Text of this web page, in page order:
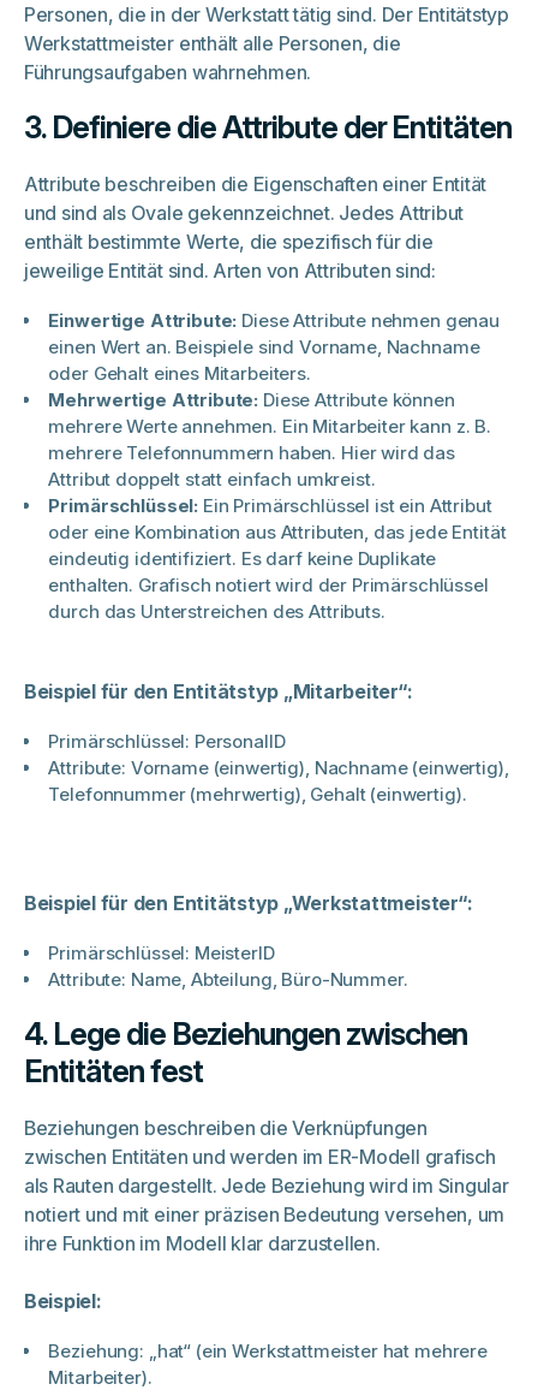
Personen, die in der Werkstatt tätig sind. Der Entitätstyp
Werkstattmeister enthält alle Personen, die
Führungsaufgaben wahrnehmen.
3. Definiere die Attribute der Entitäten
Attribute beschreiben die Eigenschaften einer Entität
und sind als Ovale gekennzeichnet. Jedes Attribut
enthält bestimmte Werte, die spezifisch für die
jeweilige Entität sind. Arten von Attributen sind:
Einwertige Attribute: Diese Attribute nehmen genau
einen Wert an. Beispiele sind Vorname, Nachname
oder Gehalt eines Mitarbeiters.
Mehrwertige Attribute: Diese Attribute können
mehrere Werte annehmen. Ein Mitarbeiter kann z. B.
mehrere Telefonnummern haben. Hier wird das
Attribut doppelt statt einfach umkreist.
Primärschlüssel: Ein Primärschlüssel ist ein Attribut
oder eine Kombination aus Attributen, das jede Entität
eindeutig identifiziert. Es darf keine Duplikate
enthalten. Grafisch notiert wird der Primärschlüssel
durch das Unterstreichen des Attributs.
Beispiel für den Entitätstyp „Mitarbeiter“:
Primärschlüssel: PersonalID
Attribute: Vorname (einwertig), Nachname (einwertig),
Telefonnummer (mehrwertig), Gehalt (einwertig).
Beispiel für den Entitätstyp „Werkstattmeister“:
Primärschlüssel: MeisterID
Attribute: Name, Abteilung, Büro-Nummer.
4. Lege die Beziehungen zwischen
Entitäten fest
Beziehungen beschreiben die Verknüpfungen
zwischen Entitäten und werden im ER-Modell grafisch
als Rauten dargestellt. Jede Beziehung wird im Singular
notiert und mit einer präzisen Bedeutung versehen, um
ihre Funktion im Modell klar darzustellen.
Beispiel:
Beziehung: „hat“ (ein Werkstattmeister hat mehrere
Mitarbeiter).